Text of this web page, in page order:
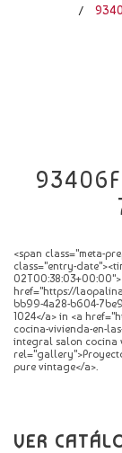
/
<span class="meta-
class="entry-
href="https://
bb99-4a28-b604-
1024</a> in <a
cocina-vivienda-en-
integral salon cocina
pure vintage</a>.
VER